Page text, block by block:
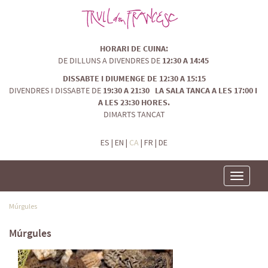
HORARI DE CUINA:
DE DILLUNS A DIVENDRES DE 12:30 A 14:45
DISSABTE I DIUMENGE DE 12:30 A 15:15
DIVENDRES I DISSABTE DE 19:30 A 21:30 LA SALA TANCA A LES 17:00 I
A LES 23:30 HORES.
DIMARTS TANCAT
ES | EN | CA| FR | DE
Toggle
Múrgules
Múrgules